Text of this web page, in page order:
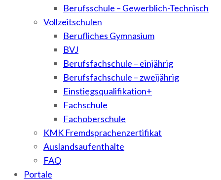
Berufsschule – Gewerblich-Technisch
Vollzeitschulen
Berufliches Gymnasium
BVJ
Berufsfachschule – einjährig
Berufsfachschule – zweijährig
Einstiegsqualifikation+
Fachschule
Fachoberschule
KMK Fremdsprachenzertifikat
Auslandsaufenthalte
FAQ
Portale